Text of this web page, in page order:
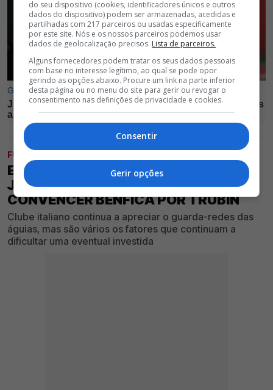
FUTEBOL
EXCLUSIVO GLORIOSO 1904 -
JUVENTUS NÃO TEM DINHEIRO PARA
CONVENCER BENFICA POR TRUBIN
Clube italiano continua a apreciar o guarda-redes das
águias, mas são vários os fatores que continuam a
dificultar uma eventual investida
do seu dispositivo (cookies, identificadores únicos e outros
dados do dispositivo) podem ser armazenadas, acedidas e
partilhadas com 217 parceiros ou usadas especificamente
por este site. Nós e os nossos parceiros podemos usar
dados de geolocalização precisos. Lista de parceiros.
Alguns fornecedores podem tratar os seus dados pessoais
com base no interesse legítimo, ao qual se pode opor
gerindo as opções abaixo. Procure um link na parte inferior
desta página ou no menu do site para gerir ou revogar o
consentimento nas definições de privacidade e cookies.
Consentir
Gerir opções